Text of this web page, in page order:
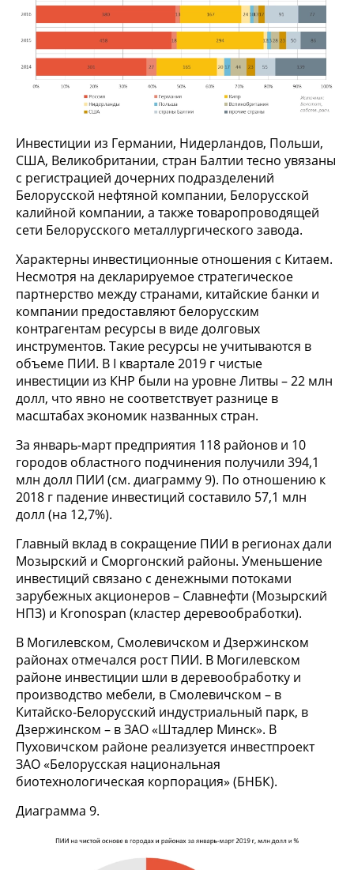
Инвестиции из Германии, Нидерландов, Польши,
США, Великобритании, стран Балтии тесно увязаны
с регистрацией дочерних подразделений
Белорусской нефтяной компании, Белорусской
калийной компании, а также товаропроводящей
сети Белорусского металлургического завода.
Характерны инвестиционные отношения с Китаем.
Несмотря на декларируемое стратегическое
партнерство между странами, китайские банки и
компании предоставляют белорусским
контрагентам ресурсы в виде долговых
инструментов. Такие ресурсы не учитываются в
объеме ПИИ. В I квартале 2019 г чистые
инвестиции из КНР были на уровне Литвы – 22 млн
долл, что явно не соответствует разнице в
масштабах экономик названных стран.
За январь-март предприятия 118 районов и 10
городов областного подчинения получили 394,1
млн долл ПИИ (см. диаграмму 9). По отношению к
2018 г падение инвестиций составило 57,1 млн
долл (на 12,7%).
Главный вклад в сокращение ПИИ в регионах дали
Мозырский и Сморгонский районы. Уменьшение
инвестиций связано с денежными потоками
зарубежных акционеров – Славнефти (Мозырский
НПЗ) и Kronospan (кластер деревообработки).
В Могилевском, Смолевичском и Дзержинском
районах отмечался рост ПИИ. В Могилевском
районе инвестиции шли в деревообработку и
производство мебели, в Смолевичском – в
Китайско-Белорусский индустриальный парк, в
Дзержинском – в ЗАО «Штадлер Минск». В
Пуховичском районе реализуется инвестпроект
ЗАО «Белорусская национальная
биотехнологическая корпорация» (БНБК).
Диаграмма 9.